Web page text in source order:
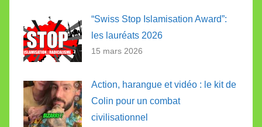
“Swiss Stop Islamisation Award”:
les lauréats 2026
15 mars 2026
Action, harangue et vidéo : le kit de
Colin pour un combat
civilisationnel